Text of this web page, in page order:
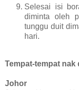
Selesai isi
diminta oleh
tunggu duit
hari.
Tempat-tempat nak
Johor